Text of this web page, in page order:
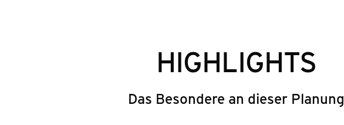
HIGHLIGHTS
Das Besondere an dieser Planung